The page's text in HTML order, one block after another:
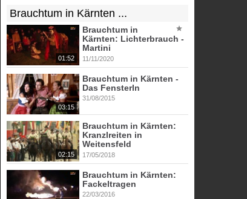
Brauchtum in Kärnten ...
01:52
Brauchtum in
Kärnten: Lichterbrauch -
Martini
11/11/2020
03:15
Brauchtum in Kärnten -
Das Fensterln
31/08/2015
02:15
Brauchtum in Kärnten:
Kranzlreiten in
Weitensfeld
17/05/2018
Brauchtum in Kärnten:
Fackeltragen
22/03/2016